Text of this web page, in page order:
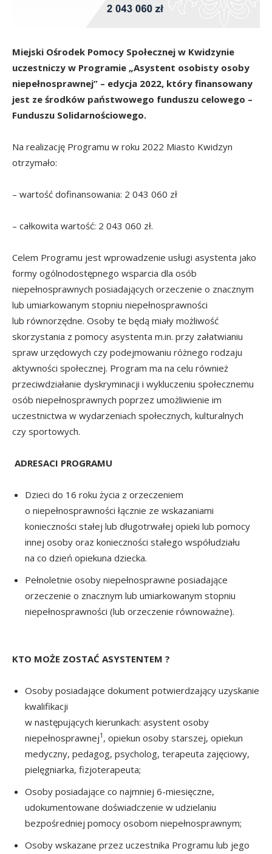
Miejski Ośrodek Pomocy Społecznej w Kwidzynie
uczestniczy w Programie „Asystent osobisty osoby
niepełnosprawnej” – edycja 2022, który finansowany
jest ze środków państwowego funduszu celowego –
Funduszu Solidarnościowego.
Na realizację Programu w roku 2022 Miasto Kwidzyn
otrzymało:
– wartość dofinansowania: 2 043 060 zł
– całkowita wartość: 2 043 060 zł.
Celem Programu jest wprowadzenie usługi asystenta jako
formy ogólnodostępnego wsparcia dla osób
niepełnosprawnych posiadających orzeczenie o znacznym
lub umiarkowanym stopniu niepełnosprawności
lub równorzędne. Osoby te będą miały możliwość
skorzystania z pomocy asystenta m.in. przy załatwianiu
spraw urzędowych czy podejmowaniu różnego rodzaju
aktywności społecznej. Program ma na celu również
przeciwdziałanie dyskryminacji i wykluczeniu społecznemu
osób niepełnosprawnych poprzez umożliwienie im
uczestnictwa w wydarzeniach społecznych, kulturalnych
czy sportowych.
ADRESACI PROGRAMU
Dzieci do 16 roku życia z orzeczeniem
o niepełnosprawności łącznie ze wskazaniami
konieczności stałej lub długotrwałej opieki lub pomocy
innej osoby oraz konieczności stałego współudziału
na co dzień opiekuna dziecka.
Pełnoletnie osoby niepełnosprawne posiadające
orzeczenie o znacznym lub umiarkowanym stopniu
niepełnosprawności (lub orzeczenie równoważne).
KTO MOŻE ZOSTAĆ ASYSTENTEM ?
Osoby posiadające dokument potwierdzający uzyskanie
kwalifikacji
w następujących kierunkach: asystent osoby
niepełnosprawnej1 , opiekun osoby starszej, opiekun
medyczny, pedagog, psycholog, terapeuta zajęciowy,
pielęgniarka, fizjoterapeuta;
Osoby posiadające co najmniej 6-miesięczne,
udokumentowane doświadczenie w udzielaniu
bezpośredniej pomocy osobom niepełnosprawnym;
Osoby wskazane przez uczestnika Programu lub jego